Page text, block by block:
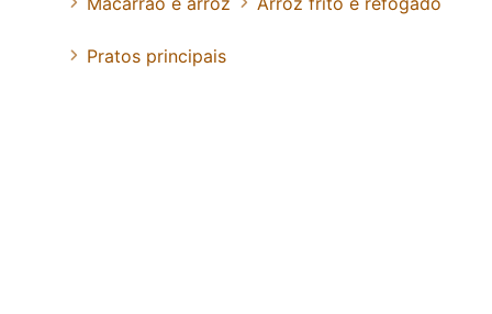
Pratos principais